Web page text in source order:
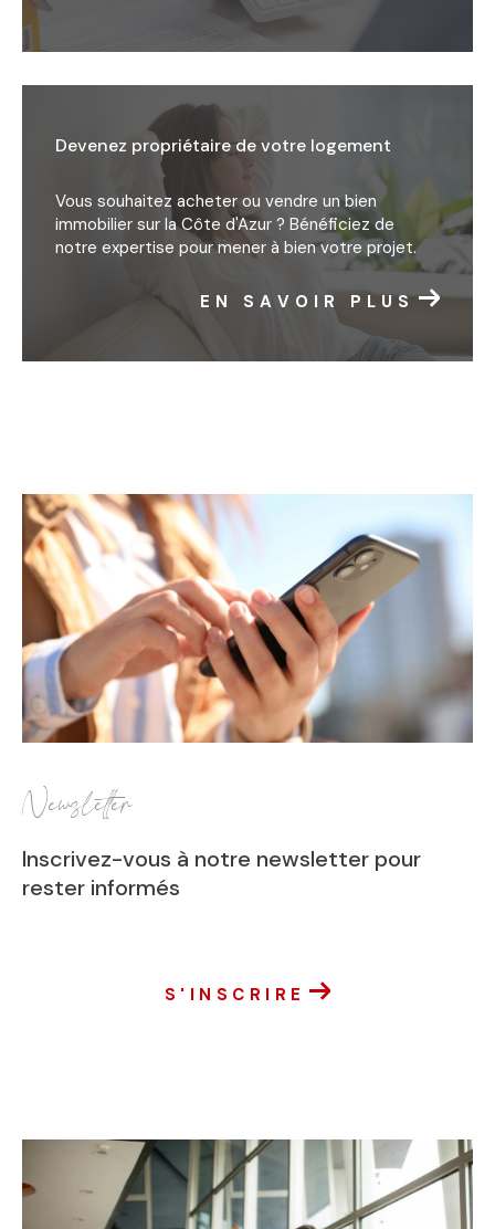
Devenez propriétaire de votre logement
Vous souhaitez acheter ou vendre un bien
immobilier sur la Côte d'Azur ? Bénéficiez de
notre expertise pour mener à bien votre projet.
EN SAVOIR PLUS
Newsletter
Inscrivez-vous à notre newsletter pour
rester informés
S'INSCRIRE